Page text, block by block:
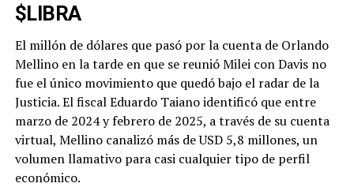
$LIBRA
El millón de dólares que pasó por la cuenta de Orlando
Mellino en la tarde en que se reunió Milei con Davis no
fue el único movimiento que quedó bajo el radar de la
Justicia. El fiscal Eduardo Taiano identificó que entre
marzo de 2024 y febrero de 2025, a través de su cuenta
virtual, Mellino canalizó más de USD 5,8 millones, un
volumen llamativo para casi cualquier tipo de perfil
económico.